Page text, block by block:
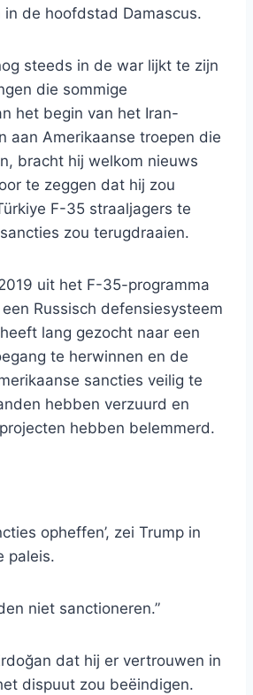
de hoofdstad Damascus.
steeds in de war lijkt te zijn
die sommige
het begin van het Iran-
aan Amerikaanse troepen die
bracht hij welkom nieuws
te zeggen dat hij zou
F-35 straaljagers te
zou terugdraaien.
uit het F-35-programma
Russisch defensiesysteem
lang gezocht naar een
te herwinnen en de
sancties veilig te
hebben verzuurd en
hebben belemmerd.
opheffen’, zei Trump in
paleis.
niet sanctioneren.”
dat hij er vertrouwen in
dispuut zou beëindigen.